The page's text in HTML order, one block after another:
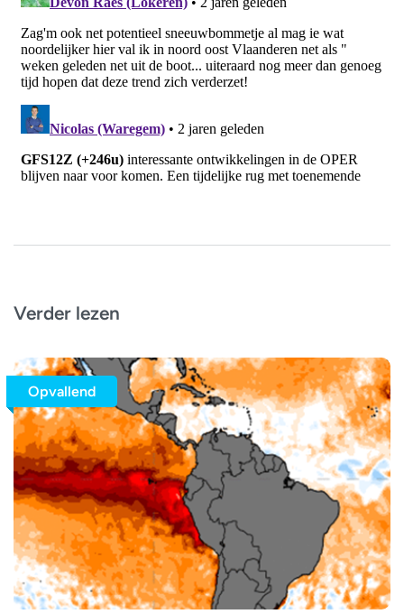
Verder lezen
Opvallend